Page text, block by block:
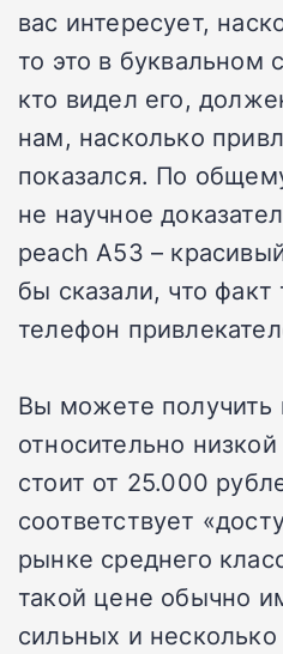
вас интересует,
то это в
кто видел его,
нам, насколько
показался. По
не научное
peach A53 –
бы сказали, что факт
телефон
Вы можете получить
относительно
стоит от 25.000
соответствует
рынке среднего
такой цене обычно
сильных и